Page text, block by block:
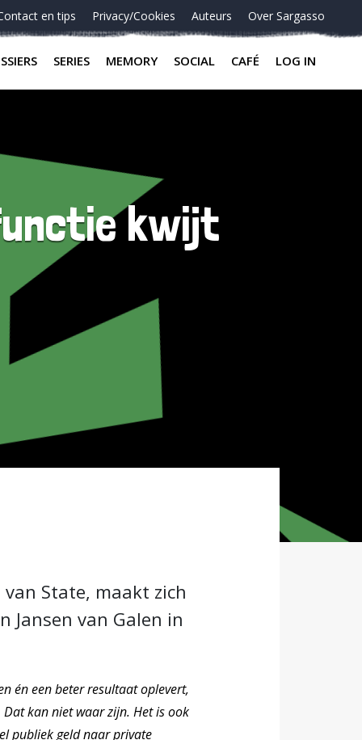
en tips Privacy/Cookies Auteurs Over Sargasso
SERIES MEMORY SOCIAL CAFÉ LOG IN
kwijt
State, maakt zich
Jansen van Galen in
én een beter resultaat oplevert,
kan niet waar zijn. Het is ook
publiek geld naar private